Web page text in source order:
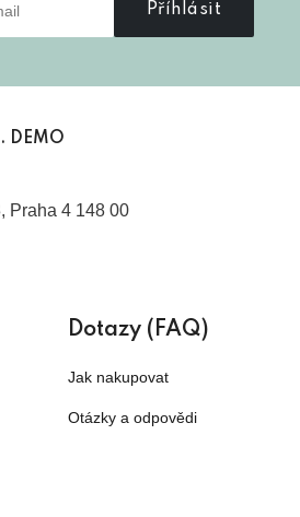
Příhlásit
DEMO
Praha 4 148 00
Dotazy (FAQ)
Jak nakupovat
Otázky a odpovědi